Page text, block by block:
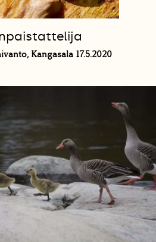
Kangasala 17.5.2020